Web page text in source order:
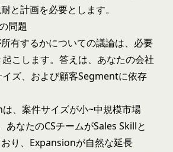
と計画を必要とします。
問題
有するかについての議論は、必要
こします。答えは、あなたの会社
ズ、および顧客Segmentに依存
、案件サイズが小~中規模市場
あなたのCSチームがSales Skillと
り、Expansionが自然な延長